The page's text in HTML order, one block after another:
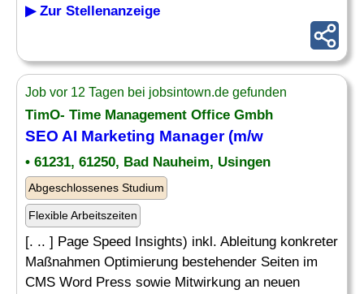
▶ Zur Stellenanzeige
Job vor 12 Tagen bei jobsintown.de gefunden
TimO- Time Management Office Gmbh
SEO AI Marketing Manager (m/w
• 61231, 61250, Bad Nauheim, Usingen
Abgeschlossenes Studium
Flexible Arbeitszeiten
[. .. ] Page Speed Insights) inkl. Ableitung konkreter
Maßnahmen Optimierung bestehender Seiten im
CMS Word Press sowie Mitwirkung an neuen